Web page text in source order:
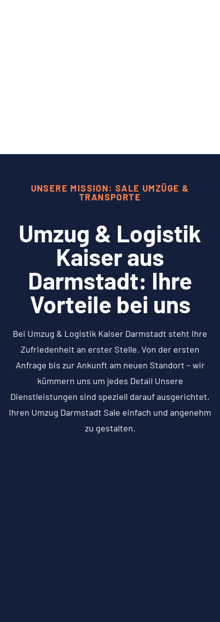
UNSERE MISSION: SALE UMZÜGE &
TRANSPORTE
Umzug & Logistik
Kaiser aus
Darmstadt: Ihre
Vorteile bei uns
Bei Umzug & Logistik Kaiser Darmstadt steht Ihre
Zufriedenheit an erster Stelle. Von der ersten
Anfrage bis zur Ankunft am neuen Standort – wir
kümmern uns um jedes Detail Unsere
Dienstleistungen sind speziell darauf ausgerichtet,
Ihren Umzug Darmstadt Sale einfach und angenehm
zu gestalten.